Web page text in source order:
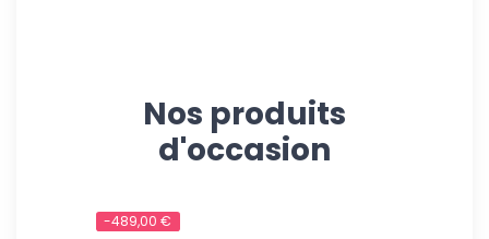
Nos produits
d'occasion
-489,00 €